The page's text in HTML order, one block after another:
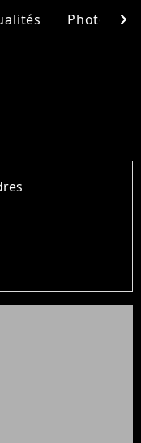
Photos chevron_right